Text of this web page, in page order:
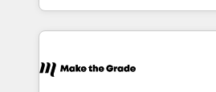
outil et des données partagées • Amélioration de la
collecte et de l’analyse des
de la productivité des équipes Notre équipe de 30